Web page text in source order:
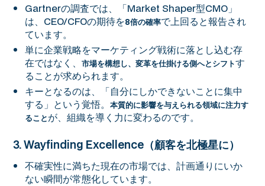
Gartnerの調査では、「Market Shaper型CMO」
は、CEO/CFOの期待を8倍の確率で上回ると報告され
ています。
単に企業戦略をマーケティング戦術に落とし込む存
在ではなく、市場を構想し、変革を仕掛ける側へとシフトす
ることが求められます。
キーとなるのは、「自分にしかできないことに集中
する」という覚悟。本質的に影響を与えられる領域に注力す
ることが、組織を導く力に変わるのです。
3. Wayfinding Excellence（顧客を北極星に）
不確実性に満ちた現在の市場では、計画通りにいか
ない瞬間が常態化しています。